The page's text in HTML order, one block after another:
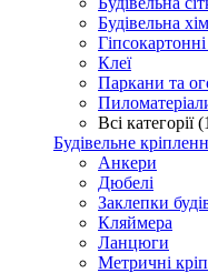
Будівельна
Клеї
Паркани та
Всі категорії
Будівельне
Анкери
Дюбелі
Заклепки
Кляймера
Ланцюги
Метричні